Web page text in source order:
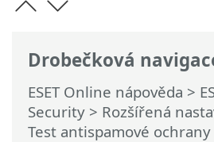
Drobečková
ESET Online nápověda >
Security > Rozšířená
Test antispamové ochrany